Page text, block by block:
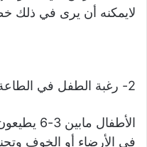
لايمكنه أن يرى في ذلك
2- رغبة الطفل في الطاعة الكاملة للآخرين
الأطفال
في الأرضاء أو الخوف